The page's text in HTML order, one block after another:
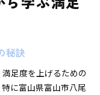
秘訣
足度を上げるための
に富山県富山市八尾